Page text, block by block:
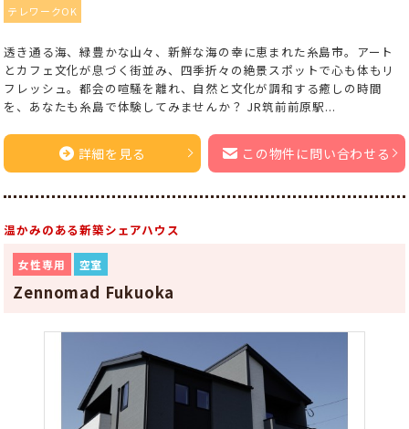
テレワークOK
透き通る海、緑豊かな山々、新鮮な海の幸に恵まれた糸島市。アート
とカフェ文化が息づく街並み、四季折々の絶景スポットで心も体もリ
フレッシュ。都会の喧騒を離れ、自然と文化が調和する癒しの時間
を、あなたも糸島で体験してみませんか？ JR筑前前原駅...
詳細を見る この物件に問い合わせる
温かみのある新築シェアハウス
女性専用 空室
Zennomad Fukuoka